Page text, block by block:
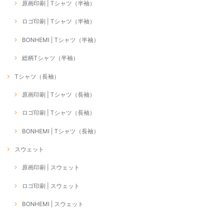
原画印刷 | Tシャツ（半袖）
ロゴ印刷 | Tシャツ（半袖）
BONHEMI | Tシャツ（半袖）
総柄Tシャツ（半袖）
Tシャツ（長袖）
原画印刷 | Tシャツ（長袖）
ロゴ印刷 | Tシャツ（長袖）
BONHEMI | Tシャツ（長袖）
スウェット
原画印刷 | スウェット
ロゴ印刷 | スウェット
BONHEMI | スウェット